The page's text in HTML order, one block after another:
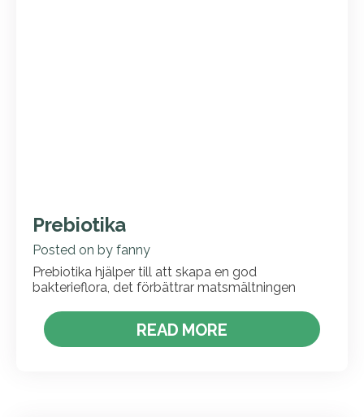
Prebiotika
Posted on by fanny
Prebiotika hjälper till att skapa en god
bakterieflora, det förbättrar matsmältningen
READ MORE